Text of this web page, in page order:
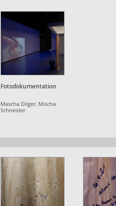
Fotodokumentation
Mascha Dilger; Mischa
Schneider